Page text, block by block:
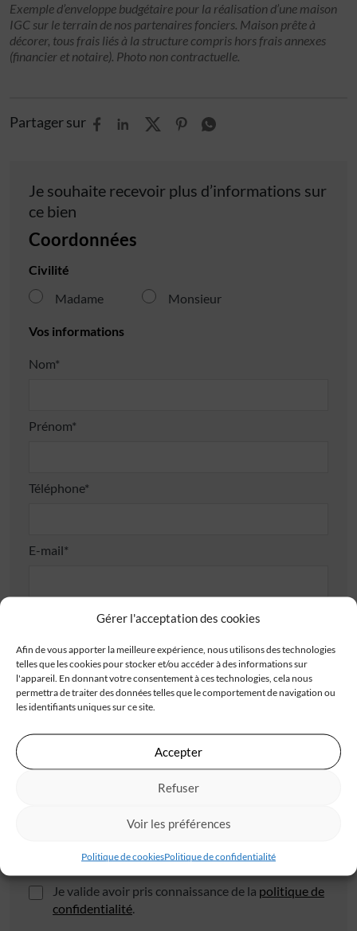
Gérer l'acceptation des cookies
Afin de vous apporter la meilleure expérience, nous utilisons des technologies
telles que les cookies pour stocker et/ou accéder à des informations sur
l'appareil. En donnant votre consentement à ces technologies, cela nous
permettra de traiter des données telles que le comportement de navigation ou
les identifiants uniques sur ce site.
Accepter
Refuser
Voir les préférences
Politique de cookiesPolitique de confidentialité
Exemple d’enveloppe budgétaire pour la réalisation d’une maison
IGC sur le terrain de nos partenaires fonciers. Maison prête à
décorer, tous frais liés à la structure compris hors frais annexes
(financier et notaire). Photo non contractuelle.
Partager sur
Je souhaite recevoir plus d’informations sur
ce bien
Coordonnées
Civilité
Madame
Monsieur
Vos informations
Nom*
Prénom*
Téléphone*
E-mail*
J'accepte de recevoir les offres d'IGC
Je valide avoir pris connaissance de la politique de
confidentialité.